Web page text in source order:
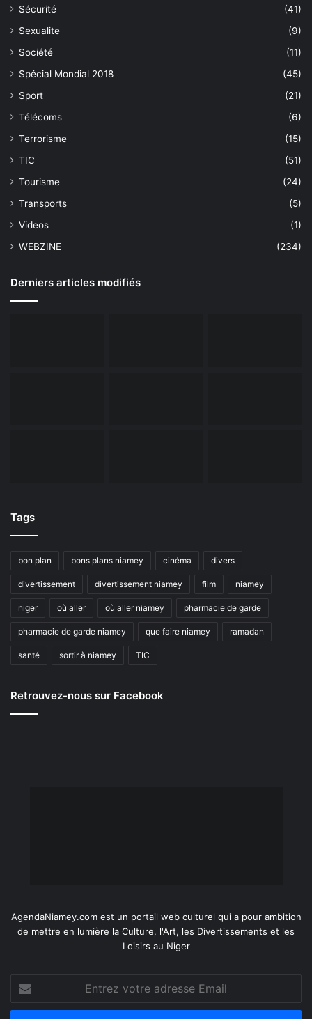
Sécurité
(41)
Sexualite
(9)
Société
(11)
Spécial Mondial 2018
(45)
Sport
(21)
Télécoms
(6)
Terrorisme
(15)
TIC
(51)
Tourisme
(24)
Transports
(5)
Videos
(1)
WEBZINE
(234)
Derniers articles modifiés
Tags
bon plan bons plans niamey cinéma divers
divertissement divertissement niamey film niamey
niger où aller où aller niamey pharmacie de garde
pharmacie de garde niamey que faire niamey ramadan
santé sortir à niamey TIC
Retrouvez-nous sur Facebook
AgendaNiamey.com est un portail web culturel qui a pour ambition
de mettre en lumière la Culture, l'Art, les Divertissements et les
Loisirs au Niger
votre
adresse